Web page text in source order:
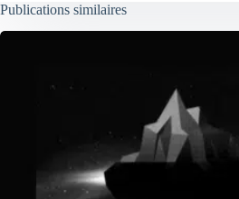
Publications similaires